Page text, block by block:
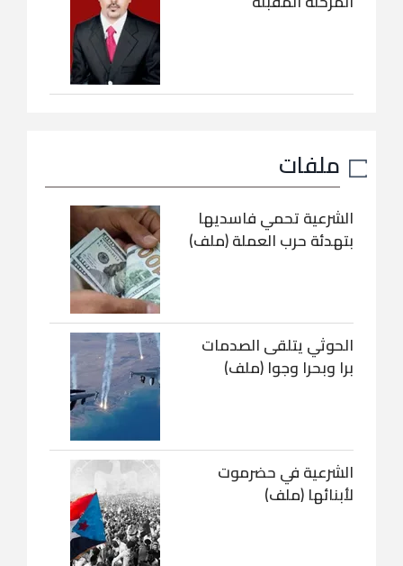
ملفات
الشرعية تحمي فاسديها
بتهدئة حرب العملة (ملف)
الحوثي يتلقى الصدمات
برا وبحرا وجوا (ملف)
الشرعية في حضرموت
لأبنائها (ملف)